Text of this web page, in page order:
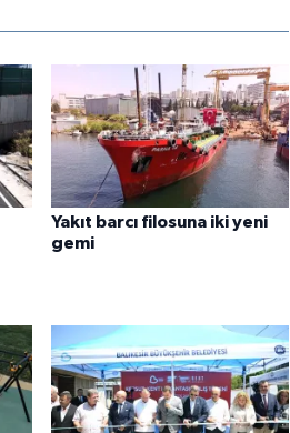
Yakıt barcı filosuna iki yeni
gemi